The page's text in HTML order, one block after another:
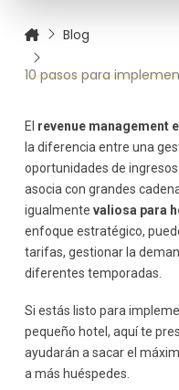
estratégicos
Monitorea el
Evalúa y ajusta tus
Blog
10 pasos para implementar
El revenue management
la diferencia entre una
oportunidades de
asocia con grandes
igualmente valiosa para
enfoque estratégico,
tarifas, gestionar la
diferentes temporadas.
Si estás listo para
pequeño hotel, aquí te
ayudarán a sacar el
a más huéspedes.